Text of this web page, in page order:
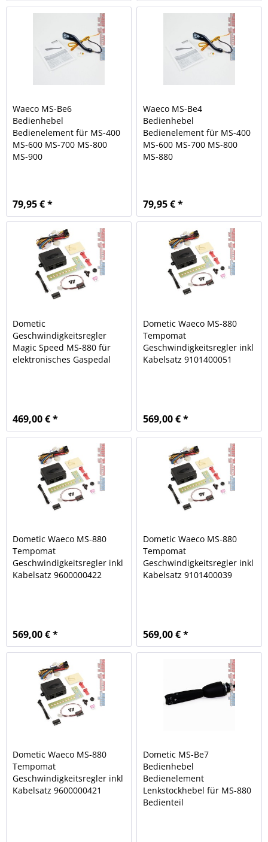
Waeco MS-Be6
Bedienhebel
Bedienelement für MS-400
MS-600 MS-700 MS-800
MS-900
79,95 € *
Waeco MS-Be4
Bedienhebel
Bedienelement für MS-400
MS-600 MS-700 MS-800
MS-880
79,95 € *
Dometic
Geschwindigkeitsregler
Magic Speed MS-880 für
elektronisches Gaspedal
469,00 € *
Dometic Waeco MS-880
Tempomat
Geschwindigkeitsregler inkl
Kabelsatz 9101400051
569,00 € *
Dometic Waeco MS-880
Tempomat
Geschwindigkeitsregler inkl
Kabelsatz 9600000422
569,00 € *
Dometic Waeco MS-880
Tempomat
Geschwindigkeitsregler inkl
Kabelsatz 9101400039
569,00 € *
Dometic Waeco MS-880
Tempomat
Geschwindigkeitsregler inkl
Kabelsatz 9600000421
Dometic MS-Be7
Bedienhebel
Bedienelement
Lenkstockhebel für MS-880
Bedienteil